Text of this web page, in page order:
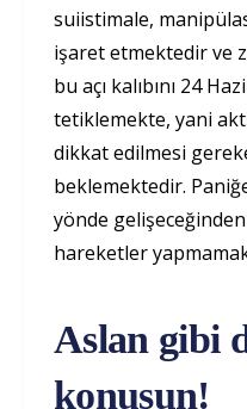
suiistimale,
işaret etmektedir ve
bu açı kalıbını 24
tetiklemekte, yani
dikkat edilmesi
beklemektedir.
yönde
hareketler
Aslan gibi
konuşun!